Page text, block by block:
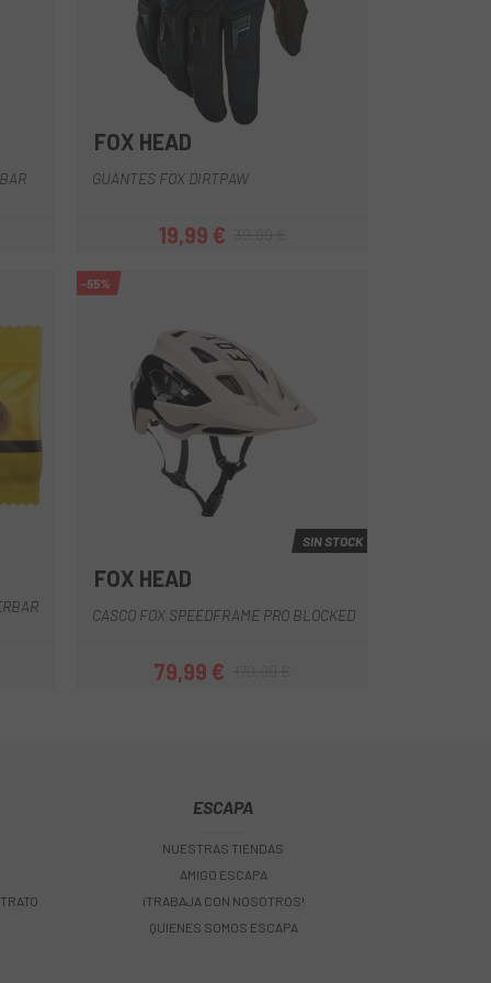
NaranjaAmarillo
FOX HEAD
GUANTES FOX DIRTPAW
Precio
19,99 €Precio regular
Blanco-Negro
Marrón
-55%
SIN STOCK
FOX HEAD
CASCO FOX SPEEDFRAME PRO BLOCKED
Precio
79,99 €Precio regular
ESCAPA
NUESTRAS TIENDAS
AMIGO ESCAPA
¡TRABAJA CON NOSOTROS!
QUIENES SOMOS ESCAPA